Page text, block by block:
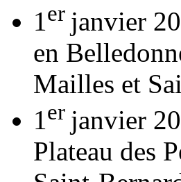
1er janvier
en
Mailles et
1er janvier
Plateau des